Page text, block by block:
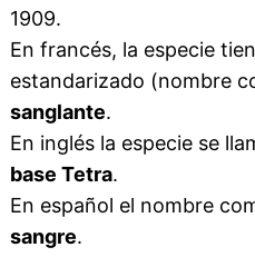
1909.
En francés, la especie
estandarizado (nombre
sanglante.
En inglés la especie se
base Tetra.
En español el nombre
sangre.